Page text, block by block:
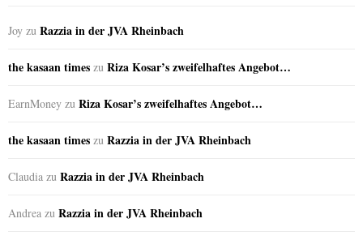
Joy zu Razzia in der JVA Rheinbach
the kasaan times zu Riza Kosar’s zweifelhaftes Angebot…
EarnMoney zu Riza Kosar’s zweifelhaftes Angebot…
the kasaan times zu Razzia in der JVA Rheinbach
Claudia zu Razzia in der JVA Rheinbach
Andrea zu Razzia in der JVA Rheinbach